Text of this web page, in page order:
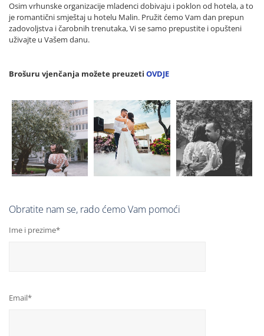
Osim vrhunske organizacije mladenci dobivaju i poklon od hotela, a to
je romantični smještaj u hotelu Malin. Pružit ćemo Vam dan prepun
zadovoljstva i čarobnih trenutaka, Vi se samo prepustite i opušteni
uživajte u Vašem danu.
Brošuru vjenčanja možete preuzeti OVDJE
Obratite nam se, rado ćemo Vam pomoći
Ime i prezime*
Email*